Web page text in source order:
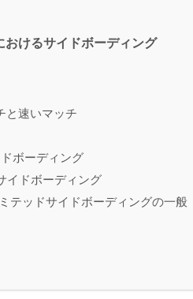
おけるサイドボーディング
と速いマッチ
ボーディング
イドボーディング
テッドサイドボーディングの一般